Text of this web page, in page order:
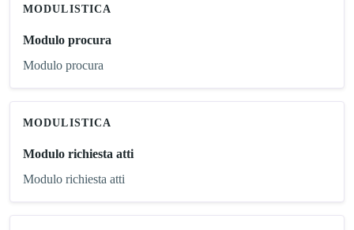
MODULISTICA
Modulo procura
Modulo procura
MODULISTICA
Modulo richiesta atti
Modulo richiesta atti